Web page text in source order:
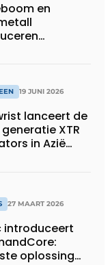
en
19 JUNI 2026
lanceert de
XTR
in Azië
27 MAART 2026
introduceert
oplossing